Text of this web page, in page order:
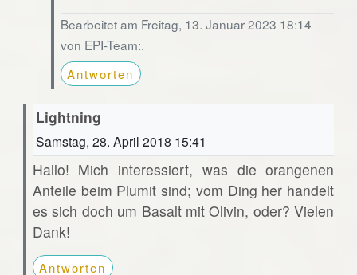
Bearbeitet am Freitag, 13. Januar 2023 18:14
von EPI-Team:.
Antworten
Lightning
Samstag, 28. April 2018 15:41
Hallo! Mich interessiert, was die orangenen
Anteile beim Plumit sind; vom Ding her handelt
es sich doch um Basalt mit Olivin, oder? Vielen
Dank!
Antworten